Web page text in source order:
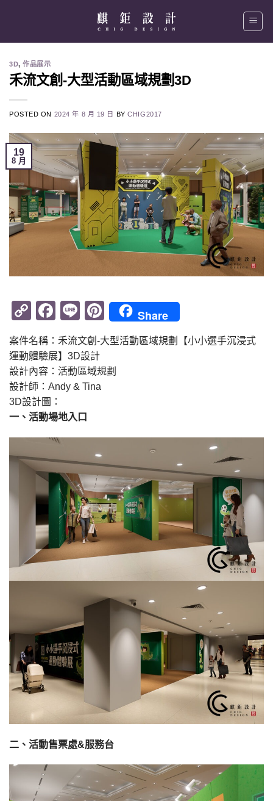
3D,作品展示
禾流文創-大型活動區域規劃3D
POSTED ON 2024 年 8 月 19 日 BYCHIG2017
19
8 月
Copy
Link
Facebook
LinePinterest
Share
案件名稱：禾流文創-大型活動區域規劃【小小選手沉浸式
運動體驗展】3D設計
設計內容：活動區域規劃
設計師：Andy & Tina
3D設計圖：
一、活動場地入口
二、活動售票處&服務台